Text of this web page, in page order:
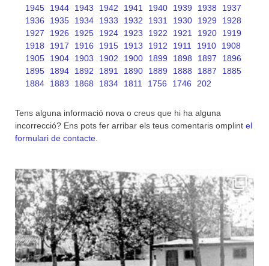
1945
1944 1943 1942 1941 1940 1939 1938
1937
1936
1935 1934 1933 1932 1931 1930 1929
1928
1927
1926 1925 1924 1923 1922 1921 1920
1919
1918
1917 1916 1915 1913 1912 1911 1910
1908
1905
1904 1903 1902 1900 1899 1898 1897
1896
1895
1894 1892 1891 1890 1889 1888 1887
1885
1884
1883 1868 1834 1811 1756 1746 202
Tens alguna informació nova o creus que hi ha alguna
incorrecció? Ens pots fer arribar els teus comentaris omplint el
formulari de contacte